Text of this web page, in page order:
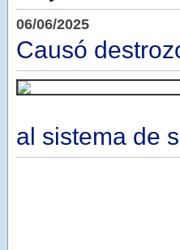
06/06/2025
Causó
al sistema de